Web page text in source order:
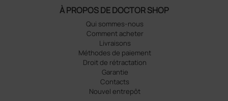
À PROPOS DE DOCTOR SHOP
Qui sommes-nous
Comment acheter
Livraisons
Méthodes de paiement
Droit de rétractation
Garantie
Contacts
Nouvel entrepôt